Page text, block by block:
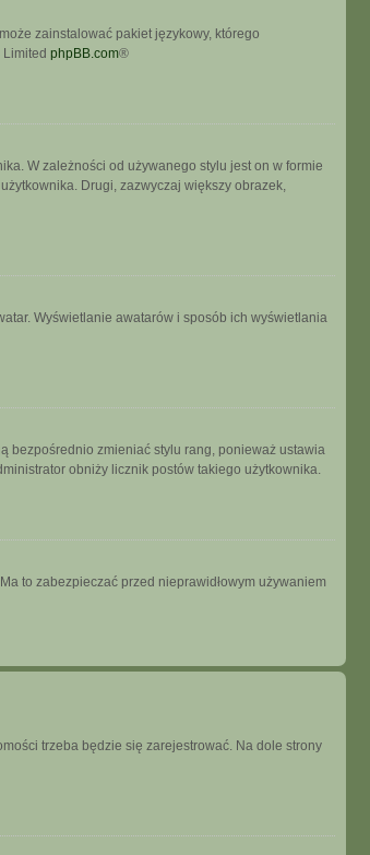
zainstalować pakiet językowy, którego
phpBB.com®
W zależności od używanego stylu jest on w formie
Drugi, zazwyczaj większy obrazek,
Wyświetlanie awatarów i sposób ich wyświetlania
bezpośrednio zmieniać stylu rang, ponieważ ustawia
obniży licznik postów takiego użytkownika.
to zabezpieczać przed nieprawidłowym używaniem
trzeba będzie się zarejestrować. Na dole strony